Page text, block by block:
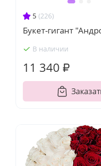
5 (226)
Букет-гигант
В наличии
11 340 ₽